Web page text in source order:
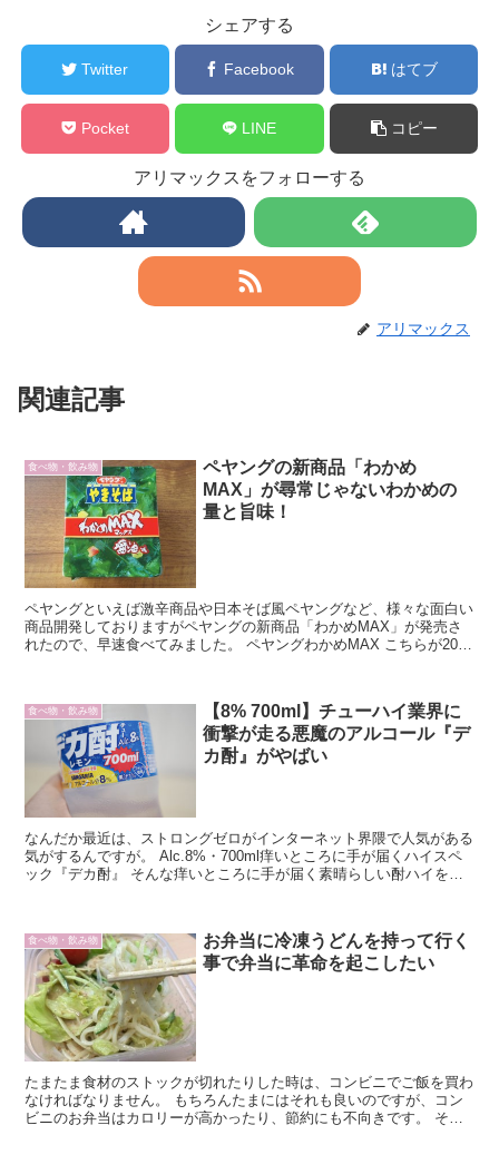
シェアする
Twitter Facebook はてブ
Pocket LINE コピー
アリマックスをフォローする
アリマックス
関連記事
食べ物・飲み物
ペヤングの新商品「わかめ
MAX」が尋常じゃないわかめの
量と旨味！
ペヤングといえば激辛商品や日本そば風ペヤングなど、様々な面白い
商品開発しておりますがペヤングの新商品「わかめMAX」が発売さ
れたので、早速食べてみました。 ペヤングわかめMAX こちらが2016
食べ物・飲み物
【8% 700ml】チューハイ業界に
衝撃が走る悪魔のアルコール『デ
カ酎』がやばい
なんだか最近は、ストロングゼロがインターネット界隈で人気がある
気がするんですが。 Alc.8%・700ml痒いところに手が届くハイスペ
ック『デカ酎』 そんな痒いところに手が届く素晴らしい酎ハイを、
食べ物・飲み物
お弁当に冷凍うどんを持って行く
事で弁当に革命を起こしたい
たまたま食材のストックが切れたりした時は、コンビニでご飯を買わ
なければなりません。 もちろんたまにはそれも良いのですが、コン
ビニのお弁当はカロリーが高かったり、節約にも不向きです。 そん